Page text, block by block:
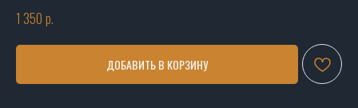
1 350 р.
ДОБАВИТЬ В КОРЗИНУ